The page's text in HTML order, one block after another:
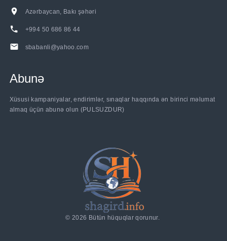
Azərbaycan, Bakı şəhəri
+994 50 686 86 44
sbabanli@yahoo.com
Abunə
Xüsusi kampaniyalar, endirimlər, sınaqlar haqqında ən birinci məlumat
almaq üçün abunə olun (PULSUZDUR)
©2026 Bütün hüquqlar qorunur.